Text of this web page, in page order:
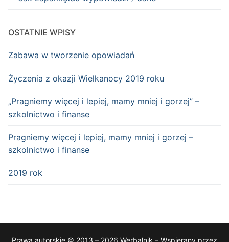
OSTATNIE WPISY
Zabawa w tworzenie opowiadań
Życzenia z okazji Wielkanocy 2019 roku
„Pragniemy więcej i lepiej, mamy mniej i gorzej” –
szkolnictwo i finanse
Pragniemy więcej i lepiej, mamy mniej i gorzej –
szkolnictwo i finanse
2019 rok
Prawa autorskie © 2013 – 2026 Werbalnik – Wspierany przez